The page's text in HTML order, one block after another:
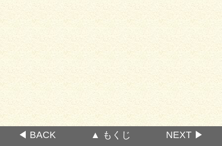
◀ BACK ▲ もくじ NEXT ▶